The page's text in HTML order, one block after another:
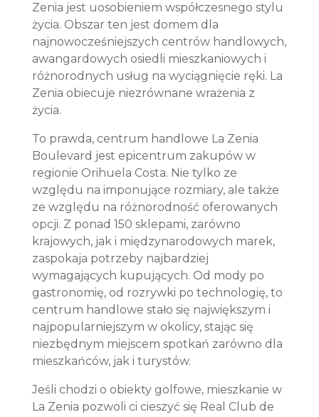
Zenia jest uosobieniem współczesnego stylu
życia. Obszar ten jest domem dla
najnowocześniejszych centrów handlowych,
awangardowych osiedli mieszkaniowych i
różnorodnych usług na wyciągnięcie ręki. La
Zenia obiecuje niezrównane wrażenia z
życia.
To prawda, centrum handlowe La Zenia
Boulevard jest epicentrum zakupów w
regionie Orihuela Costa. Nie tylko ze
względu na imponujące rozmiary, ale także
ze względu na różnorodność oferowanych
opcji. Z ponad 150 sklepami, zarówno
krajowych, jak i międzynarodowych marek,
zaspokaja potrzeby najbardziej
wymagających kupujących. Od mody po
gastronomię, od rozrywki po technologię, to
centrum handlowe stało się największym i
najpopularniejszym w okolicy, stając się
niezbędnym miejscem spotkań zarówno dla
mieszkańców, jak i turystów.
Jeśli chodzi o obiekty golfowe, mieszkanie w
La Zenia pozwoli ci cieszyć się Real Club de